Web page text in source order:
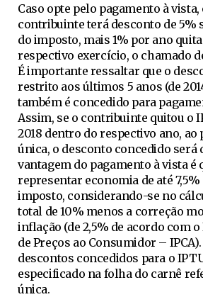
Caso opte pelo pagamento à vista,
contribuinte terá desconto de 5%
do imposto, mais 1% por ano
respectivo exercício, o chamado
É importante ressaltar que o
restrito aos últimos 5 anos (de
também é concedido para
Assim, se o contribuinte quitou o
2018 dentro do respectivo ano, ao
única, o desconto concedido será
vantagem do pagamento à vista é
representar economia de até
imposto, considerando-se no
total de 10% menos a correção
inflação (de 2,5% de acordo com
de Preços ao Consumidor –
descontos concedidos para o
especificado na folha do carnê
única.